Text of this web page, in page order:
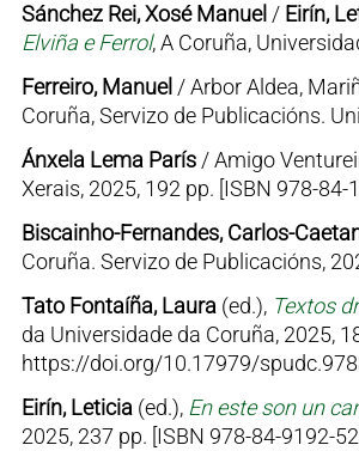
Sánchez Rei, Xosé Manuel / Eirín,
Elviña e Ferrol, A Coruña,
Ferreiro, Manuel / Arbor Aldea,
Coruña, Servizo de Publicacións.
Ánxela Lema París/ Amigo
Xerais, 2025, 192 pp. [ISBN 978-84-
Biscainho-Fernandes, Carlos-
Coruña. Servizo de Publicacións,
Tato Fontaíña, Laura (ed.), Textos
da Universidade da Coruña, 2025,
https://doi.org/10.17979/
Eirín, Leticia (ed.), En este son un
2025, 237 pp. [ISBN 978-84-9192-